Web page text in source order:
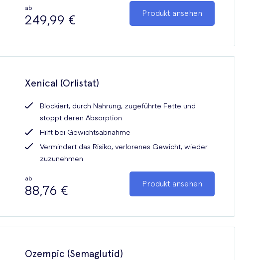
ab
249,99 € Produkt ansehen
Xenical (Orlistat)
Blockiert, durch Nahrung, zugeführte Fette und
stoppt deren Absorption
Hilft bei Gewichtsabnahme
Vermindert das Risiko, verlorenes Gewicht, wieder
zuzunehmen
ab
88,76 € Produkt ansehen
Ozempic (Semaglutid)